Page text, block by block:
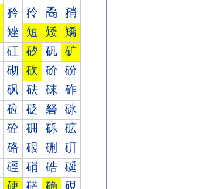
矜 矝 矞 矟
矬 短 矮 矯
矼 矽 矾 矿
砌 砍 砎 砏
砜 砝 砞 砟
砬 砭 砮 砯
砼 砽 砾 砿
硌 硍 硎 硏
硜 硝 硞 硟
硬 硭 确 硯